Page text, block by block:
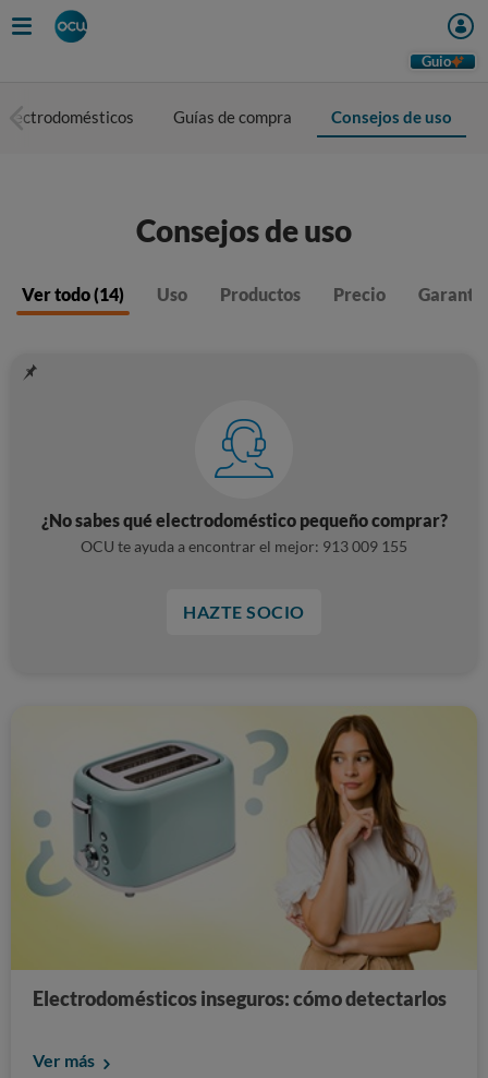
Guio
Guías de compra Consejos de uso
Consejos de uso
Ver todo (14) Uso Productos Precio Garantía
¿No sabes qué electrodoméstico pequeño comprar?
OCU te ayuda a encontrar el mejor: 913 009 155
HAZTE SOCIO
Electrodomésticos inseguros: cómo detectarlos
Ver más